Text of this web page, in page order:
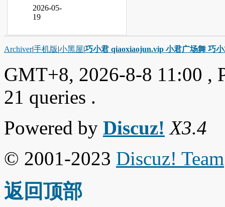
2026-05-
19
Archiver|手机版|小黑屋|巧小君 qiaoxiaojun.vip 小君广场舞 巧
GMT+8, 2026-8-8 11:00 ,
21 queries .
Powered by Discuz! X3.4
© 2001-2023 Discuz! Team
返回顶部